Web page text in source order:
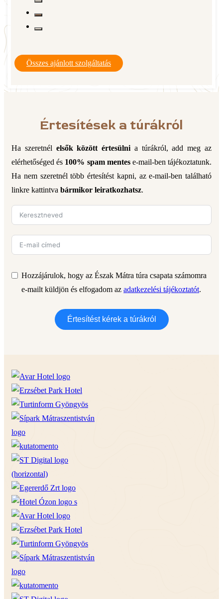
Összes ajánlott szolgáltatás
Értesítések a túrákról
Ha szeretnél elsők között értesülni a túrákról, add meg az
elérhetőséged és 100% spam mentese-mail-ben tájékoztatunk.
Ha nem szeretnél több értesítést kapni, az e-mail-ben található
linkre kattintva bármikor leiratkozhatsz.
Hozzájárulok, hogy az Észak Mátra túra csapata számomra
e-mailt küldjön és elfogadom az adatkezelési tájékoztatót.
Értesítést kérek a túrákról